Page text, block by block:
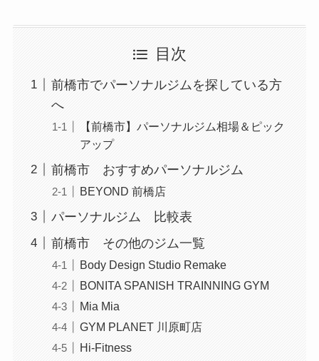
目次
前橋市でパーソナルジムを探している方
へ
【前橋市】パーソナルジム相場＆ピック
アップ
前橋市 おすすめパーソナルジム
BEYOND 前橋店
パーソナルジム 比較表
前橋市 その他のジム一覧
Body Design Studio Remake
BONITA SPANISH TRAINNING GYM
Mia Mia
GYM PLANET 川原町店
Hi-Fitness